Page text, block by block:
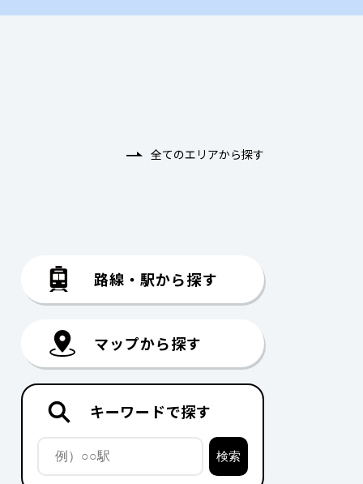
全てのエリアから探す
路線・駅から探す
マップから探す
キーワードで探す